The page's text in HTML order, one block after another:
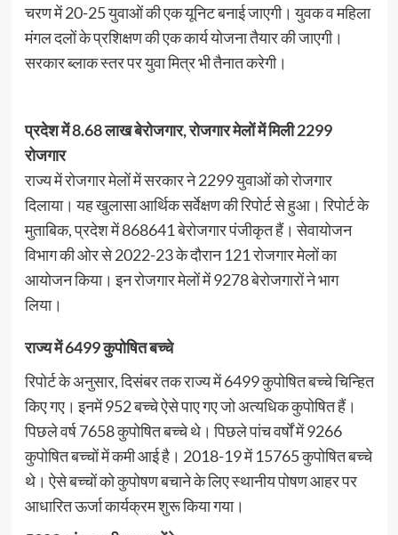
चरण में 20-25 युवाओं की एक यूनिट बनाई जाएगी। युवक व महिला
मंगल दलों के प्रशिक्षण की एक कार्य योजना तैयार की जाएगी।
सरकार ब्लाक स्तर पर युवा मित्र भी तैनात करेगी।
प्रदेश में 8.68 लाख बेरोजगार, रोजगार मेलों में मिली 2299
रोजगार
राज्य में रोजगार मेलों में सरकार ने 2299 युवाओं को रोजगार
दिलाया। यह खुलासा आर्थिक सर्वेक्षण की रिपोर्ट से हुआ। रिपोर्ट के
मुताबिक, प्रदेश में 868641 बेरोजगार पंजीकृत हैं। सेवायोजन
विभाग की ओर से 2022-23 के दौरान 121 रोजगार मेलों का
आयोजन किया। इन रोजगार मेलों में 9278 बेरोजगारों ने भाग
लिया।
राज्य में 6499 कुपोषित बच्चे
रिपोर्ट के अनुसार, दिसंबर तक राज्य में 6499 कुपोषित बच्चे चिन्हित
किए गए। इनमें 952 बच्चे ऐसे पाए गए जो अत्यधिक कुपोषित हैं।
पिछले वर्ष 7658 कुपोषित बच्चे थे। पिछले पांच वर्षों में 9266
कुपोषित बच्चों में कमी आई है। 2018-19 में 15765 कुपोषित बच्चे
थे। ऐसे बच्चों को कुपोषण बचाने के लिए स्थानीय पोषण आहर पर
आधारित ऊर्जा कार्यक्रम शुरू किया गया।